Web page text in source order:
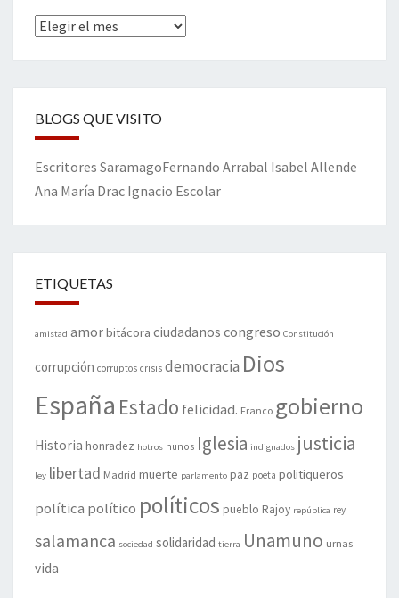
Archivos
BLOGS QUE VISITO
Escritores SaramagoFernando Arrabal Isabel Allende
Ana María Drac Ignacio Escolar
ETIQUETAS
amistad amorbitácora ciudadanos congreso Constitución
corrupción corruptos crisis democracia Dios
España Estado felicidad. Franco gobierno
Historia honradez hotros hunos Iglesia indignados justicia
ley libertad Madrid muerte parlamento paz poeta politiqueros
política político políticos pueblo Rajoy república rey
salamanca sociedad solidaridad tierra Unamuno urnas
vida